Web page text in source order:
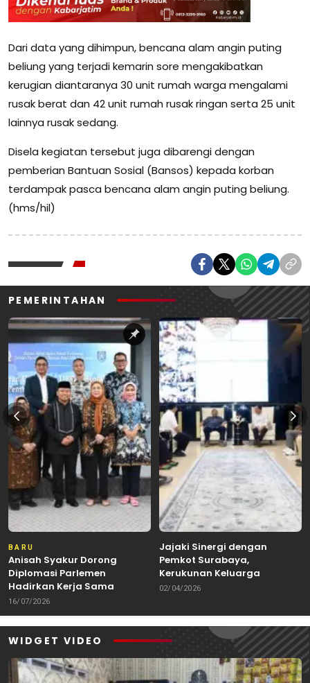
Dari data yang dihimpun, bencana alam angin puting
beliung yang terjadi kemarin sore mengakibatkan
kerugian diantaranya 30 unit rumah warga mengalami
rusak berat dan 42 unit rumah rusak ringan serta 25 unit
lainnya rusak sedang.
Disela kegiatan tersebut juga dibarengi dengan
pemberian Bantuan Sosial (Bansos) kepada korban
terdampak pasca bencana alam angin puting beliung.
(hms/hil)
PEMERINTAHAN
BARU
Anisah Syakur Dorong
Diplomasi Parlemen
Hadirkan Kerja Sama
Internasional yang
16/07/2026
Jajaki Sinergi dengan
Pemkot Surabaya,
Kerukunan Keluarga
Kalimantan Dorong
02/04/2026
WIDGET VIDEO